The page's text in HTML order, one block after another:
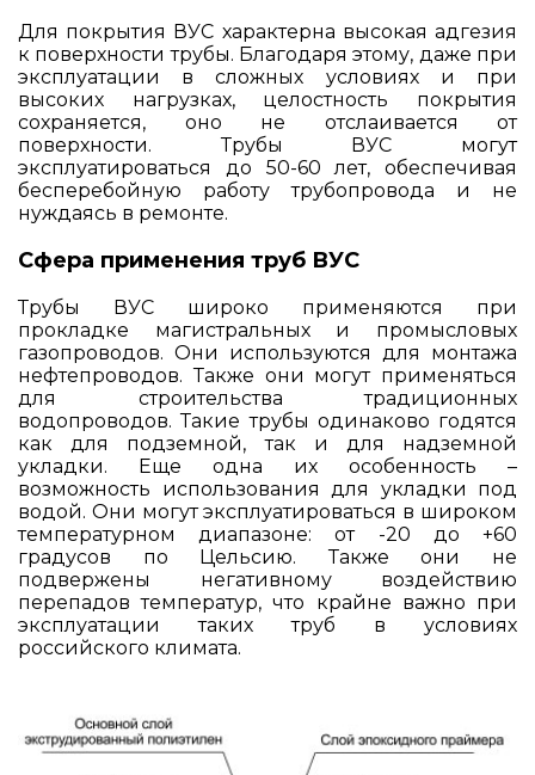
Для покрытия ВУС характерна высокая адгезия
к поверхности трубы. Благодаря этому, даже при
эксплуатации в сложных условиях и при
высоких нагрузках, целостность покрытия
сохраняется, оно не отслаивается от
поверхности. Трубы ВУС могут
эксплуатироваться до 50-60 лет, обеспечивая
бесперебойную работу трубопровода и не
нуждаясь в ремонте.
Сфера применения труб ВУС
Трубы ВУС широко применяются при
прокладке магистральных и промысловых
газопроводов. Они используются для монтажа
нефтепроводов. Также они могут применяться
для строительства традиционных
водопроводов. Такие трубы одинаково годятся
как для подземной, так и для надземной
укладки. Еще одна их особенность –
возможность использования для укладки под
водой. Они могут эксплуатироваться в широком
температурном диапазоне: от -20 до +60
градусов по Цельсию. Также они не
подвержены негативному воздействию
перепадов температур, что крайне важно при
эксплуатации таких труб в условиях
российского климата.